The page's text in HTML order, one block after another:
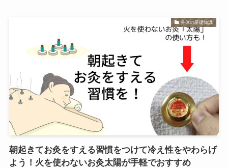
身体の基礎知識
朝起きてお灸をすえる習慣をつけて冷え性をやわらげ
よう！火を使わないお灸太陽が手軽でおすすめ